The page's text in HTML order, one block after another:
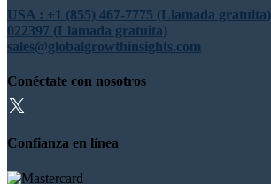
USA : +1 (855) 467-7775 (Llamada gratuita)
022397 (Llamada gratuita)
sales@globalgrowthinsights.com
Conéctate con nosotros
Confianza en línea